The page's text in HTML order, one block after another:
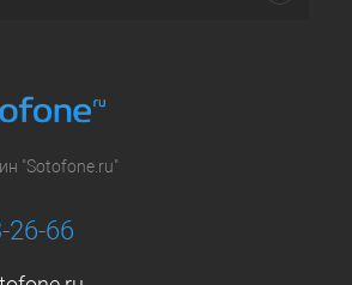
"Sotofone.ru"
26-66